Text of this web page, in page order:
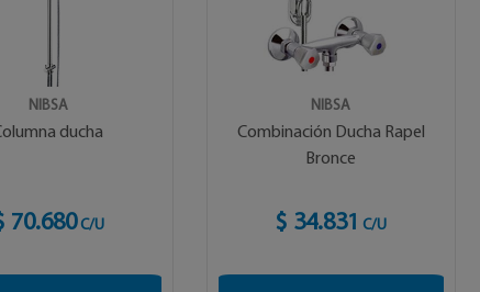
NIBSA
ducha
70.680 C/U
NIBSA
Combinación Ducha Rapel
Bronce
$ 34.831 C/U